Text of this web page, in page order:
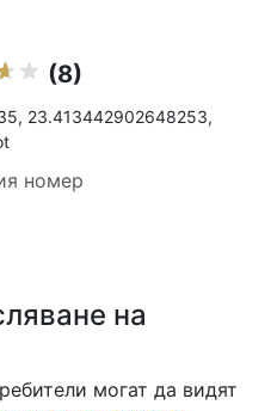
(8)
23.413442902648253,
номер
на
могат да видят